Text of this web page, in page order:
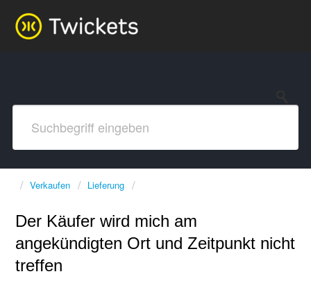
Verkaufen Lieferung
Der Käufer wird mich am
angekündigten Ort und Zeitpunkt nicht
treffen